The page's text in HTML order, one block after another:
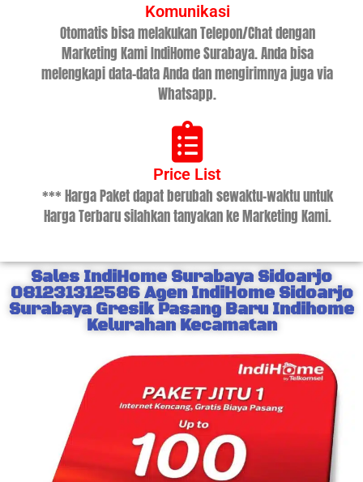
Komunikasi
Otomatis bisa melakukan Telepon/Chat dengan
Marketing Kami IndiHome Surabaya. Anda bisa
melengkapi data-data Anda dan mengirimnya juga via
Whatsapp.
Price List
*** Harga Paket dapat berubah sewaktu-waktu untuk
Harga Terbaru silahkan tanyakan ke Marketing Kami.
Sales IndiHome Surabaya Sidoarjo
081231312586 Agen IndiHome Sidoarjo
Surabaya Gresik Pasang Baru Indihome
Kelurahan Kecamatan